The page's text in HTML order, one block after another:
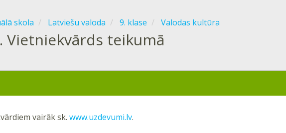
skola Latviešu valoda 9. klase Valodas kultūra
Vietniekvārds teikumā
vairāk sk. www.uzdevumi.lv.